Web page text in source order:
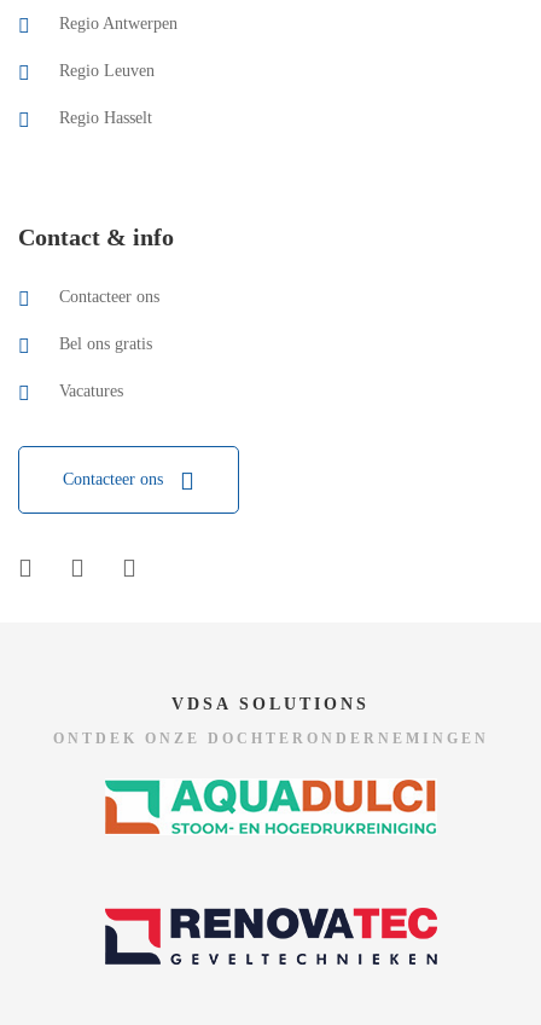
Regio Antwerpen
Regio Leuven
Regio Hasselt
Contact & info
Contacteer ons
Bel ons gratis
Vacatures
Contacteer ons
VDSA SOLUTIONS
ONTDEK ONZE DOCHTERONDERNEMINGEN